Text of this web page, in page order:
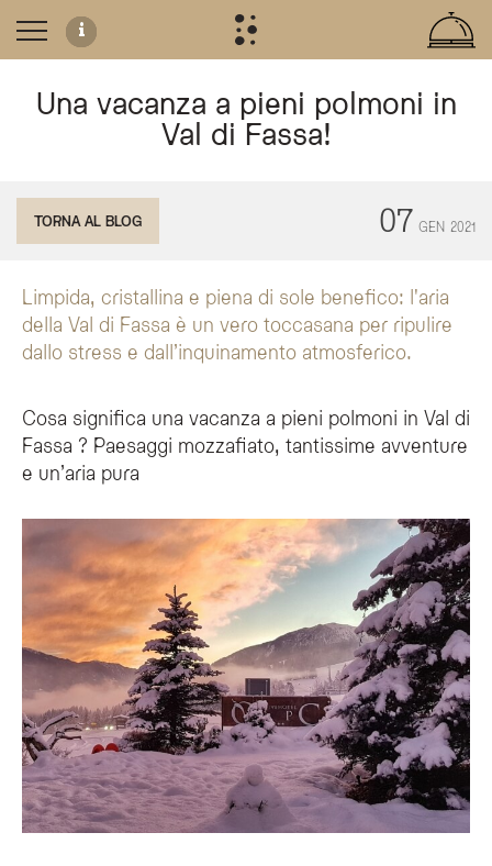
Una vacanza a pieni polmoni in
Val di Fassa!
Vivere la montagna a pieni polmoni in Val di Fassa
L'offerta wellness dell'hotel integra i benefici dell'aria aperta con rituali in
Rituali Aufguss:sessioni di vapore ed essenze naturali alternate al
Attività all'aria aperta: escursioni nel paesaggio dolomitico,
Percorsi benessere:trattamenti mirati per la rigenerazione mentale
Cosa rende speciale l'aria della Val di Fassa?
Quali attività all'aperto sono consigliate per una vacanza
Per una vacanza rigenerante presso l'Olympic SPA Hotel, è consigliato
Come si integra il benessere wellness con l'aria di montagna
L'Olympic SPA Hotel arricchisce l'esperienza dell'aria di montagna
07 GEN 2021
TORNA AL BLOG
Limpida, cristallina e piena di sole benefico: l'aria
della Val di Fassa è un vero toccasana per ripulire
dallo stress e dall’inquinamento atmosferico.
Cosa significa una vacanza a pieni polmoni in Val di
Fassa ? Paesaggi mozzafiato, tantissime avventure
e un’aria pura